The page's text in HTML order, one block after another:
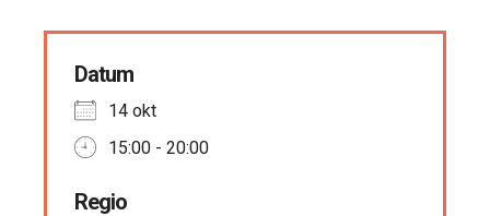
Datum
14 okt
15:00 - 20:00
Regio